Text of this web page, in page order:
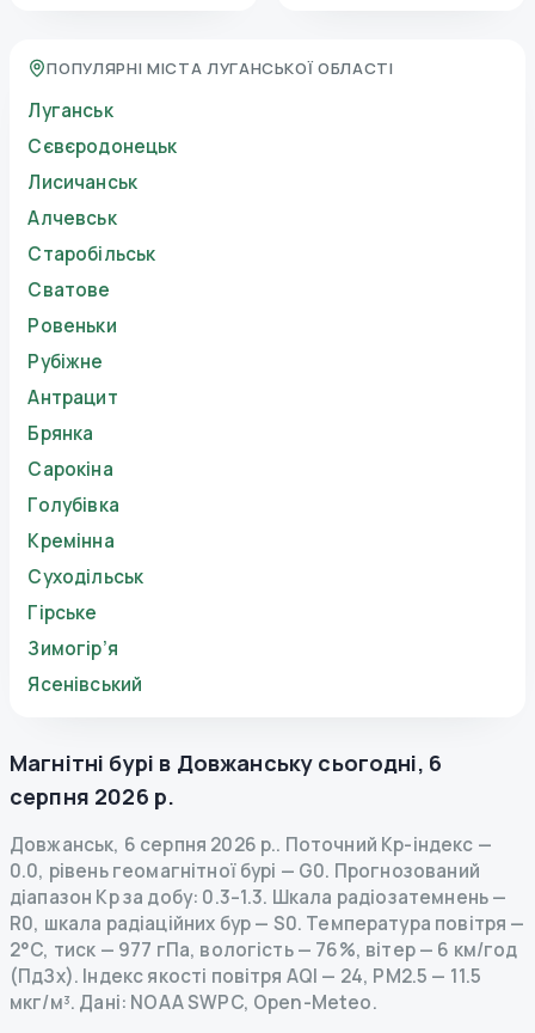
ПОПУЛЯРНІ МІСТА ЛУГАНСЬКОЇ ОБЛАСТІ
Луганськ
Сєвєродонецьк
Лисичанськ
Алчевськ
Старобільськ
Сватове
Ровеньки
Рубіжне
Антрацит
Брянка
Сарокіна
Голубівка
Кремінна
Суходільськ
Гірське
Зимогір’я
Ясенівський
Магнітні бурі в Довжанську сьогодні, 6
серпня 2026 р.
Довжанськ, 6 серпня 2026 р.. Поточний Kp-індекс —
0.0, рівень геомагнітної бурі — G0. Прогнозований
діапазон Kp за добу: 0.3–1.3. Шкала радіозатемнень—
R0, шкала радіаційних бур— S0. Температура повітря —
2°C, тиск — 977 гПа, вологість — 76%, вітер — 6 км/год
(ПдЗх). Індекс якості повітря AQI — 24, PM2.5 — 11.5
мкг/м³. Дані: NOAA SWPC, Open-Meteo.